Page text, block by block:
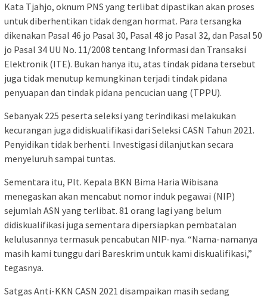
Kata Tjahjo, oknum PNS yang terlibat dipastikan akan proses
untuk diberhentikan tidak dengan hormat. Para tersangka
dikenakan Pasal 46 jo Pasal 30, Pasal 48 jo Pasal 32, dan Pasal 50
jo Pasal 34 UU No. 11/2008 tentang Informasi dan Transaksi
Elektronik (ITE). Bukan hanya itu, atas tindak pidana tersebut
juga tidak menutup kemungkinan terjadi tindak pidana
penyuapan dan tindak pidana pencucian uang (TPPU).
Sebanyak 225 peserta seleksi yang terindikasi melakukan
kecurangan juga didiskualifikasi dari Seleksi CASN Tahun 2021.
Penyidikan tidak berhenti. Investigasi dilanjutkan secara
menyeluruh sampai tuntas.
Sementara itu, Plt. Kepala BKN Bima Haria Wibisana
menegaskan akan mencabut nomor induk pegawai (NIP)
sejumlah ASN yang terlibat. 81 orang lagi yang belum
didiskualifikasi juga sementara dipersiapkan pembatalan
kelulusannya termasuk pencabutan NIP-nya. “Nama-namanya
masih kami tunggu dari Bareskrim untuk kami diskualifikasi,”
tegasnya.
Satgas Anti-KKN CASN 2021 disampaikan masih sedang